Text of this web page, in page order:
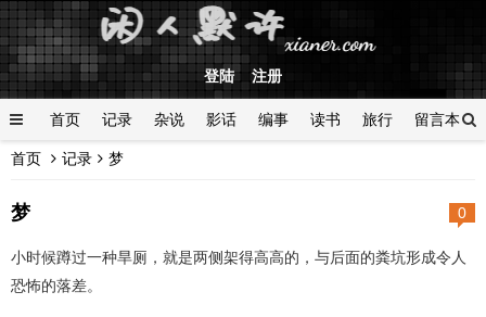
登陆 注册
首页 记录 杂说 影话 编事 读书 旅行 留言本
登陆
首页 记录 梦
0
梦
小时候蹲过一种旱厕，就是两侧架得高高的，与后面的粪坑形成令人
恐怖的落差。